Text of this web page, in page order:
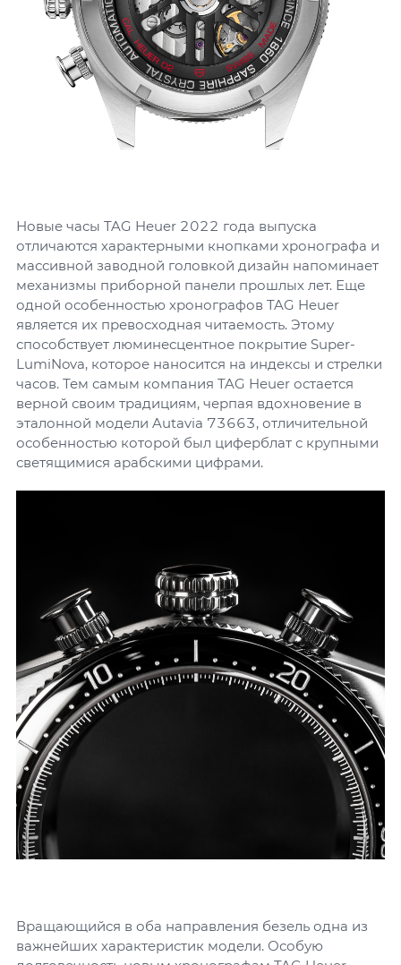
Новые часы TAG Heuer 2022 года выпуска
отличаются характерными кнопками хронографа и
массивной заводной головкой дизайн напоминает
механизмы приборной панели прошлых лет. Еще
одной особенностью хронографов TAG Heuer
является их превосходная читаемость. Этому
способствует люминесцентное покрытие Super-
LumiNova, которое наносится на индексы и стрелки
часов. Тем самым компания TAG Heuer остается
верной своим традициям, черпая вдохновение в
эталонной модели Autavia 73663, отличительной
особенностью которой был циферблат с крупными
светящимися арабскими цифрами.
Вращающийся в оба направления безель одна из
важнейших характеристик модели. Особую